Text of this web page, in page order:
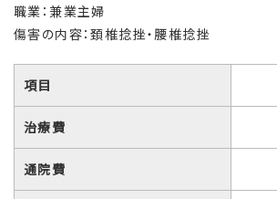
職業：兼業主婦
傷害の内容：頚椎捻挫・腰椎捻挫
項目
治療費
通院費